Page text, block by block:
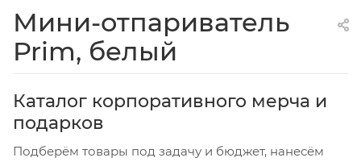
Мини-отпариватель
Prim, белый
Каталог корпоративного мерча и
подарков
Подберём товары под задачу и бюджет, нанесём